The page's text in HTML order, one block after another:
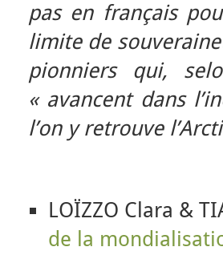
pas en français
limite de
pionniers qui,
« avancent dans
l’on y retrouve
LOÏZZO Clara &
de la